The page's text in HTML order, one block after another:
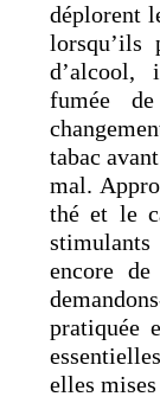
déplorent
lorsqu’ils
d’alcool,
fumée
tabac
mal.
thé et le
encore
pratiquée
elles